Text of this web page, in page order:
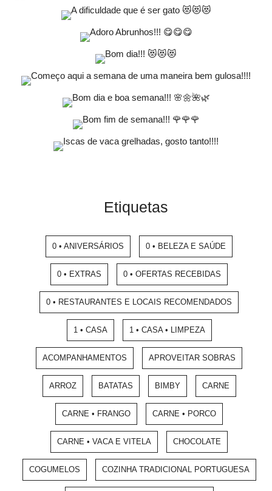
Etiquetas
0 • ANIVERSÁRIOS 0 • BELEZA E SAÚDE
0 • EXTRAS 0 • OFERTAS RECEBIDAS
0 • RESTAURANTES E LOCAIS RECOMENDADOS
1 • CASA 1 • CASA • LIMPEZA
ACOMPANHAMENTOS APROVEITAR SOBRAS
ARROZ BATATAS BIMBY CARNE
CARNE • FRANGO CARNE • PORCO
CARNE • VACA E VITELA CHOCOLATE
COGUMELOS COZINHA TRADICIONAL PORTUGUESA